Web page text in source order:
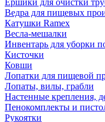
Ершики для очистки
Ведра для пищевых
Катушки Ramex
Весла-мешалки
Инвентарь для уборки
Кисточки
Ковши
Лопатки для пищевой
Лопаты, вилы, грабли
Настенные крепления,
Пенокомплекты и
Рукоятки